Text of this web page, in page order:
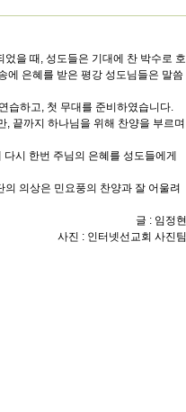
을 때, 성도들은 기대에 찬 박수로 호
에 은혜를 받은 평강 성도님들은 말씀
습하고, 첫 무대를 준비하였습니다.
끝까지 하나님을 위해 찬양을 부르며
시 한번 주님의 은혜를 성도들에게
의상은 민요풍의 찬양과 잘 어울려
글 : 임정현
사진 : 인터넷선교회 사진팀